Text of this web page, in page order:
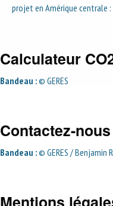
projet en Amérique centrale
Calculateur
Bandeau :© GERES
Contactez-nous
Bandeau :© GERES / Benjamin